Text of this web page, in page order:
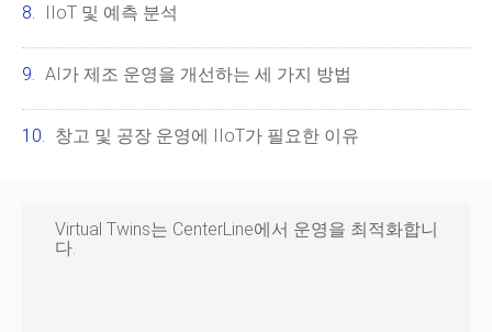
IIoT 및 예측 분석
AI가 제조 운영을 개선하는 세 가지 방법
창고 및 공장 운영에 IIoT가 필요한 이유
Virtual Twins는 CenterLine에서 운영을 최적화합니
다.